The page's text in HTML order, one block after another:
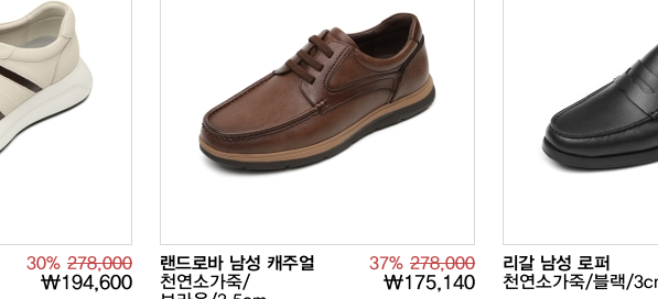
30% 278,000
₩194,600
랜드로바 남성 캐주얼
천연소가죽/
37% 278,000
₩175,140
리갈 남성 로퍼
천연소가죽/블랙/